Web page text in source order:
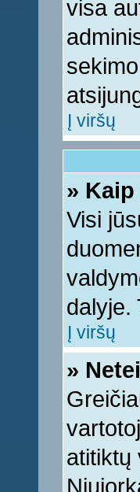
visa
Į viršų
»
Visi
dalyje.
Į viršų
»
atitiktų